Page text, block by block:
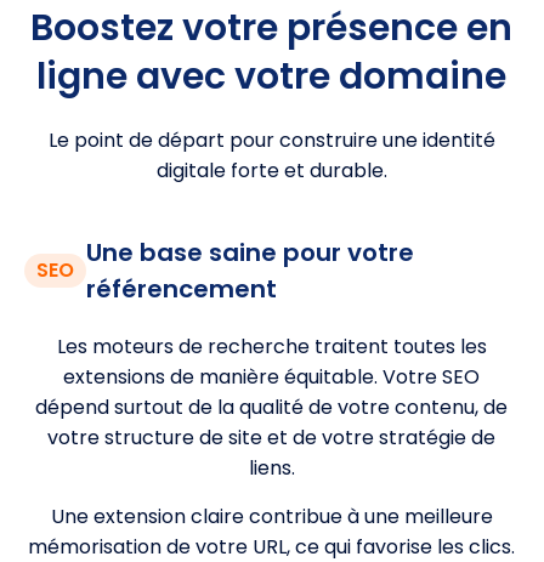
Boostez votre présence en
ligne avec votre domaine
Le point de départ pour construire une identité
digitale forte et durable.
SEO
Une base saine pour votre
référencement
Les moteurs de recherche traitent toutes les
extensions de manière équitable. Votre SEO
dépend surtout de la qualité de votre contenu, de
votre structure de site et de votre stratégie de
liens.
Une extension claire contribue à une meilleure
mémorisation de votre URL, ce qui favorise les clics.